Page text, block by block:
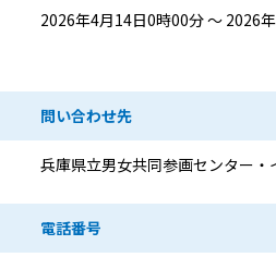
2026年4月14日0時00分 ～ 2026
問い合わせ先
兵庫県立男女共同参画センター・
電話番号